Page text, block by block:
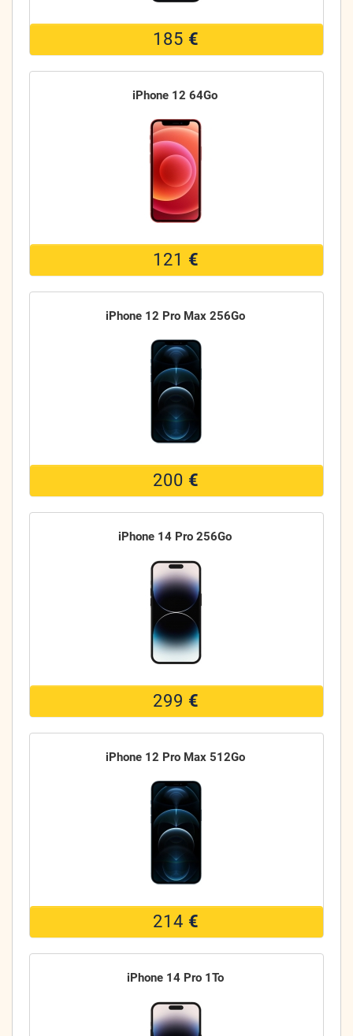
185 €
iPhone 12 64Go
121 €
iPhone 12 Pro Max 256Go
200 €
iPhone 14 Pro 256Go
299 €
iPhone 12 Pro Max 512Go
214 €
iPhone 14 Pro 1To